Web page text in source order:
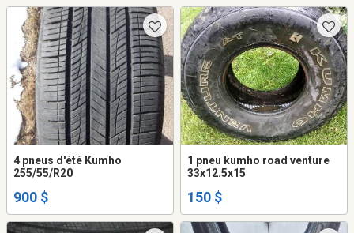
4 pneus d'été Kumho
255/55/R20
900 $
1 pneu kumho road venture
33x12.5x15
150 $